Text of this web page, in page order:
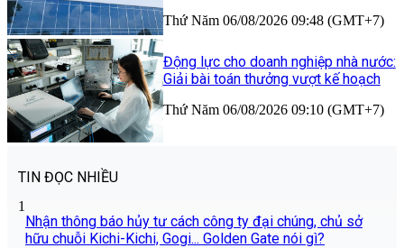
Thứ Năm 06/08/2026 09:48 (GMT+7)
Động lực cho doanh nghiệp nhà nước:
Giải bài toán thưởng vượt kế hoạch
Thứ Năm 06/08/2026 09:10 (GMT+7)
TIN ĐỌC NHIỀU
1
Nhận thông báo hủy tư cách công ty đại chúng, chủ sở
hữu chuỗi Kichi-Kichi, Gogi... Golden Gate nói gì?